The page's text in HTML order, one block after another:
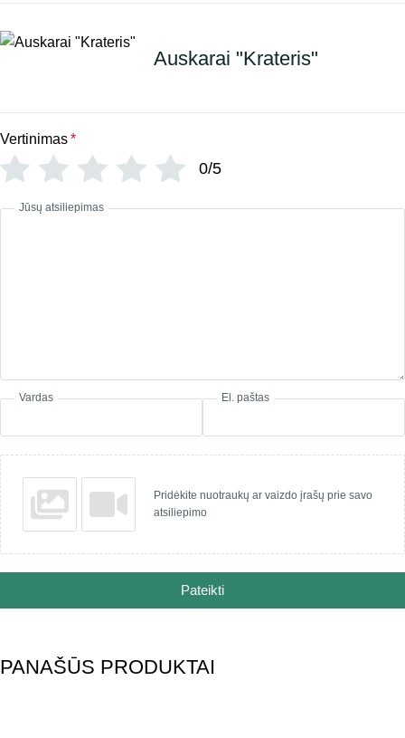
Auskarai "Krateris"
Vertinimas*
0/5
Jūsų atsiliepimas
Vardas El. paštas
Pridėkite nuotraukų ar vaizdo įrašų prie savo
atsiliepimo
Pateikti
PANAŠŪS PRODUKTAI